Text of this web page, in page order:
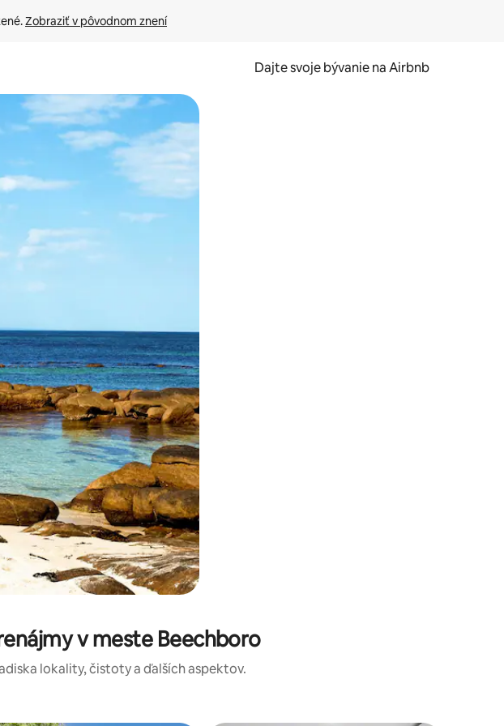
Zobraziť v pôvodnom znení
Dajte svoje bývanie na Airbnb
nadol alebo ich preskúmať pomocou dotykových gest či potiahnutia prstom.
v meste Beechboro
lokality, čistoty a ďalších aspektov.